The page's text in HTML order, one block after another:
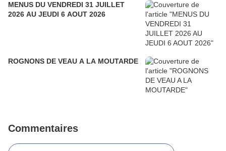
MENUS DU VENDREDI 31 JUILLET
2026 AU JEUDI 6 AOUT 2026
ROGNONS DE VEAU A LA MOUTARDE
Commentaires